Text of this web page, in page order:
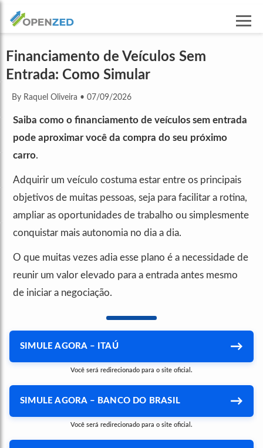
Financiamento de Veículos Sem
Entrada: Como Simular
By Raquel Oliveira • 07/09/2026
Saiba como o financiamento de veículos sem entrada
pode aproximar você da compra do seu próximo
carro.
Adquirir um veículo costuma estar entre os principais
objetivos de muitas pessoas, seja para facilitar a rotina,
ampliar as oportunidades de trabalho ou simplesmente
conquistar mais autonomia no dia a dia.
O que muitas vezes adia esse plano é a necessidade de
reunir um valor elevado para a entrada antes mesmo
de iniciar a negociação.
SIMULE AGORA – ITAÚ →
Você será redirecionado para o site oficial.
SIMULE AGORA – BANCO DO BRASIL →
Você será redirecionado para o site oficial.